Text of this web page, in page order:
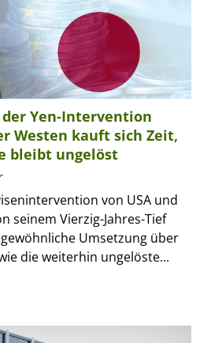
der Yen-Intervention
Westen kauft sich Zeit,
bleibt ungelöst
von USA und
seinem Vierzig-Jahres-Tief
Umsetzung über
die weiterhin ungelöste...